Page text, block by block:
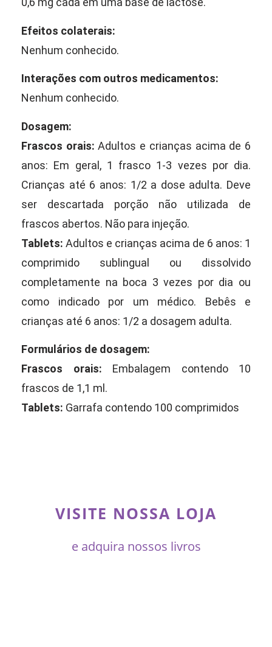
Efeitos colaterais:
Nenhum conhecido.
Interações com outros medicamentos:
Nenhum conhecido.
Dosagem:
Frascos orais: Adultos e crianças acima de 6
anos: Em geral, 1 frasco 1-3 vezes por dia.
Crianças até 6 anos: 1/2 a dose adulta. Deve
ser descartada porção não utilizada de
frascos abertos. Não para injeção.
Tablets: Adultos e crianças acima de 6 anos: 1
comprimido sublingual ou dissolvido
completamente na boca 3 vezes por dia ou
como indicado por um médico. Bebês e
crianças até 6 anos: 1/2 a dosagem adulta.
Formulários de dosagem:
Frascos orais: Embalagem contendo 10
frascos de 1,1 ml.
Tablets: Garrafa contendo 100 comprimidos
VISITE NOSSA LOJA
e adquira nossos livros